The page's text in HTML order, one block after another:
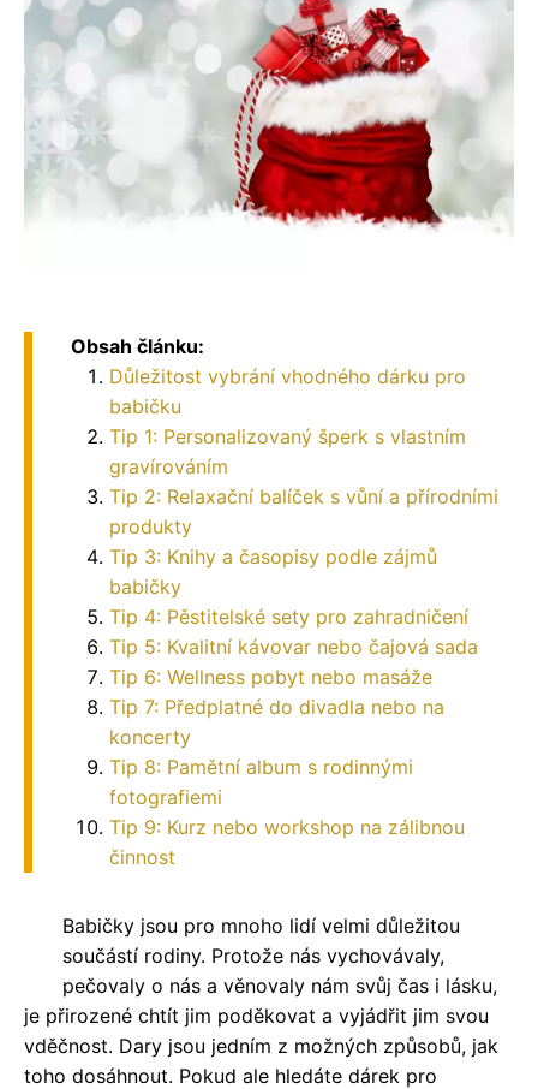
Obsah článku:
Důležitost vybrání vhodného dárku pro
babičku
Tip 1: Personalizovaný šperk s vlastním
gravírováním
Tip 2: Relaxační balíček s vůní a přírodními
produkty
Tip 3: Knihy a časopisy podle zájmů
babičky
Tip 4: Pěstitelské sety pro zahradničení
Tip 5: Kvalitní kávovar nebo čajová sada
Tip 6: Wellness pobyt nebo masáže
Tip 7: Předplatné do divadla nebo na
koncerty
Tip 8: Pamětní album s rodinnými
fotografiemi
Tip 9: Kurz nebo workshop na zálibnou
činnost
Babičky jsou pro mnoho lidí velmi důležitou
součástí rodiny. Protože nás vychovávaly,
pečovaly o nás a věnovaly nám svůj čas i lásku,
je přirozené chtít jim poděkovat a vyjádřit jim svou
vděčnost. Dary jsou jedním z možných způsobů, jak
toho dosáhnout. Pokud ale hledáte dárek pro